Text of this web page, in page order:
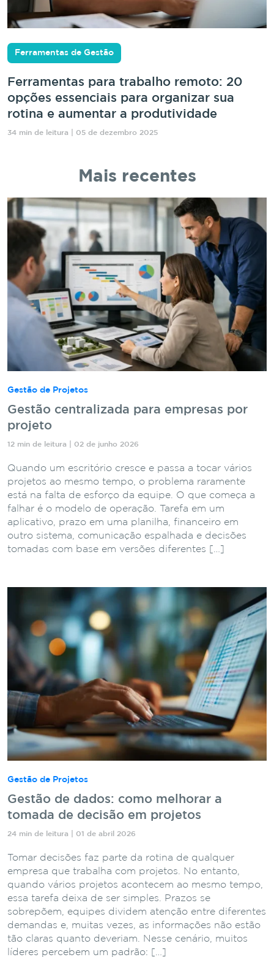
Ferramentas de Gestão
Ferramentas para trabalho remoto: 20
opções essenciais para organizar sua
rotina e aumentar a produtividade
34 min de leitura | 05 de dezembro 2025
Mais recentes
Gestão de Projetos
Gestão centralizada para empresas por
projeto
12 min de leitura | 02 de junho 2026
Quando um escritório cresce e passa a tocar vários
projetos ao mesmo tempo, o problema raramente
está na falta de esforço da equipe. O que começa a
falhar é o modelo de operação. Tarefa em um
aplicativo, prazo em uma planilha, financeiro em
outro sistema, comunicação espalhada e decisões
tomadas com base em versões diferentes […]
Gestão de Projetos
Gestão de dados: como melhorar a
tomada de decisão em projetos
24 min de leitura | 01 de abril 2026
Tomar decisões faz parte da rotina de qualquer
empresa que trabalha com projetos. No entanto,
quando vários projetos acontecem ao mesmo tempo,
essa tarefa deixa de ser simples. Prazos se
sobrepõem, equipes dividem atenção entre diferentes
demandas e, muitas vezes, as informações não estão
tão claras quanto deveriam. Nesse cenário, muitos
líderes percebem um padrão: […]